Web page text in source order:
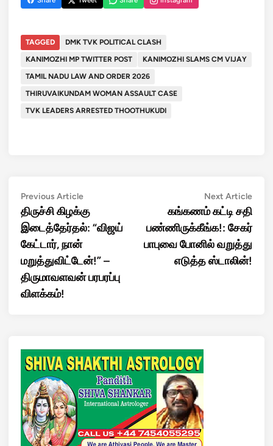
TAGGED
DMK TVK POLITICAL CLASH
KANIMOZHI MP TWITTER POST
KANIMOZHI SLAMS CM VIJAY
TAMIL NADU LAW AND ORDER 2026
THIRUVAIKUNDAM WOMAN ASSAULT CASE
TVK LEADERS ARRESTED THOOTHUKUDI
Post
navigation
Previous ArticlePrevious
article:
திருச்சி கிழக்கு
இடைத்தேர்தல்: “விஜய்
கேட்டார், நான்
மறுத்துவிட்டேன்!” –
திருமாவளவன் பரபரப்பு
விளக்கம்!
Next ArticleNext
கங்கணம் கட்டி சதி
பண்ணிருக்கீங்க!: சேகர்
பாபுவை போனில் வறுத்து
எடுத்த ஸ்டாலின்!